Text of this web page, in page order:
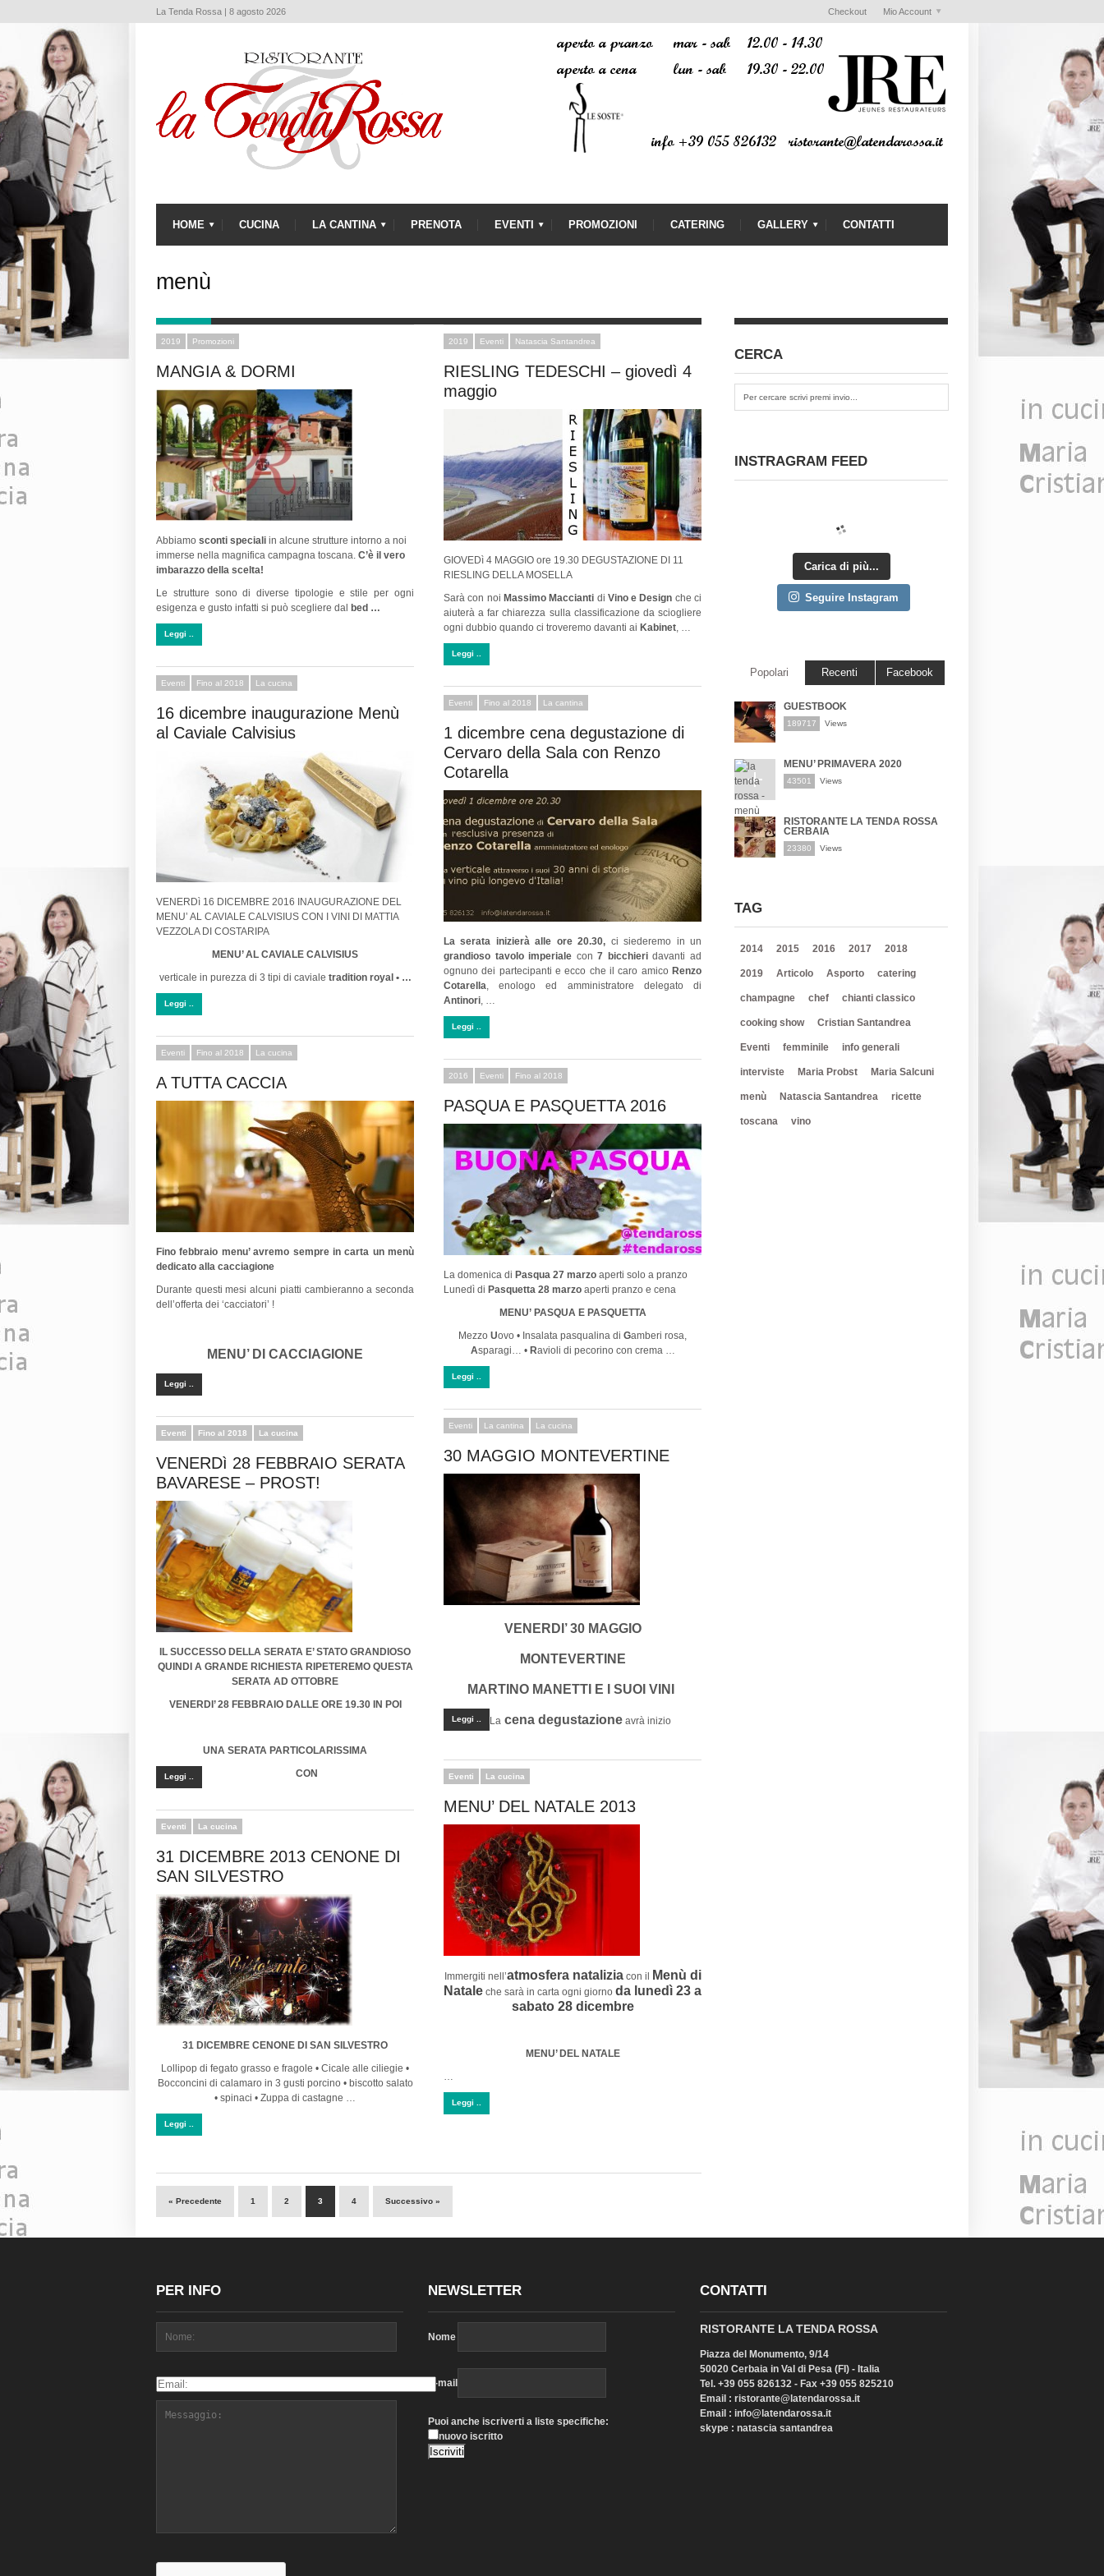
La Tenda Rossa | 8 agosto 2026 Checkout Mio Account
HOME CUCINA LA CANTINA PRENOTA EVENTI PROMOZIONI CATERING GALLERY CONTATTI
menù
2019 Promozioni
MANGIA & DORMI
Abbiamo sconti speciali in alcune strutture intorno a noi
immerse nella magnifica campagna toscana. C’è il vero
imbarazzo della scelta!
Le strutture sono di diverse tipologie e stile per ogni
esigenza e gusto infatti si può scegliere dal bed …
Leggi ..
2019 Eventi Natascia Santandrea
RIESLING TEDESCHI – giovedì 4
maggio
GIOVEDì 4 MAGGIO ore 19.30 DEGUSTAZIONE DI 11
RIESLING DELLA MOSELLA
Sarà con noi Massimo Maccianti di Vino e Design che ci
aiuterà a far chiarezza sulla classificazione da sciogliere
ogni dubbio quando ci troveremo davanti ai Kabinet, …
Leggi ..
Eventi Fino al 2018 La cucina
16 dicembre inaugurazione Menù
al Caviale Calvisius
VENERDì 16 DICEMBRE 2016 INAUGURAZIONE DEL
MENU’ AL CAVIALE CALVISIUS CON I VINI DI MATTIA
VEZZOLA DI COSTARIPA
MENU’ AL CAVIALE CALVISIUS
verticale in purezza di 3 tipi di caviale tradition royal • …
Leggi ..
Eventi Fino al 2018 La cantina
1 dicembre cena degustazione di
Cervaro della Sala con Renzo
Cotarella
La serata inizierà alle ore 20.30, ci siederemo in un
grandioso tavolo imperiale con7 bicchieridavanti ad
ognuno dei partecipanti e ecco che il caro amico Renzo
Cotarella, enologo ed amministratore delegato di
Antinori, …
Leggi ..
Eventi Fino al 2018 La cucina
A TUTTA CACCIA
Fino febbraio menu’ avremo sempre in carta un menù
dedicato alla cacciagione
Durante questi mesi alcuni piatti cambieranno a seconda
dell’offerta dei ‘cacciatori’ !
MENU’ DI CACCIAGIONE
Leggi ..
2016 Eventi Fino al 2018
PASQUA E PASQUETTA 2016
La domenica di Pasqua 27 marzo aperti solo a pranzo
Lunedì di Pasquetta 28 marzo aperti pranzo e cena
MENU’ PASQUA E PASQUETTA
Mezzo Uovo • Insalata pasqualina di Gamberi rosa,
Asparagi… • Ravioli di pecorino con crema …
Leggi ..
Eventi La cantina La cucina
30 MAGGIO MONTEVERTINE
VENERDI’ 30 MAGGIO
MONTEVERTINE
MARTINO MANETTI E I SUOI VINI
La cena degustazione avrà inizio
Leggi ..
Eventi Fino al 2018 La cucina
VENERDì 28 FEBBRAIO SERATA
BAVARESE – PROST!
IL SUCCESSO DELLA SERATA E’ STATO GRANDIOSO
QUINDI A GRANDE RICHIESTA RIPETEREMO QUESTA
SERATA AD OTTOBRE
VENERDI’ 28 FEBBRAIO DALLE ORE 19.30 IN POI
UNA SERATA PARTICOLARISSIMA
CON
Leggi .. Eventi La cucina
MENU’ DEL NATALE 2013
Immergiti nell’atmosfera nataliziacon il
Menù di
Natale che sarà in carta ogni giorno da lunedì 23 a
sabato 28 dicembre
MENU’ DEL NATALE
…
Leggi ..
Eventi La cucina
31 DICEMBRE 2013 CENONE DI
SAN SILVESTRO
31 DICEMBRE CENONE DI SAN SILVESTRO
Lollipop di fegato grasso e fragole • Cicale alle ciliegie •
Bocconcini di calamaro in 3 gusti porcino • biscotto salato
• spinaci • Zuppa di castagne …
Leggi ..
« Precedente 1 2 3 4 Successivo »
CERCA
INSTRAGRAM FEED
Carica di più...
Seguire Instagram
Popolari Recenti Facebook
GUESTBOOK
189717 Views
MENU’ PRIMAVERA 2020
43501 Views
RISTORANTE LA TENDA ROSSA
CERBAIA
23380 Views
TAG
2014 2015 2016 2017 2018
2019 Articolo Asporto catering
champagne chef chianti classico
cooking show Cristian Santandrea
Eventi femminile info generali
interviste Maria Probst Maria Salcuni
menù Natascia Santandrea ricette
toscana vino
PER INFO NEWSLETTER
Nome
E-mail
Puoi anche iscriverti a liste specifiche:
nuovo iscritto
CONTATTI
RISTORANTE LA TENDA ROSSA
Piazza del Monumento, 9/14
50020 Cerbaia in Val di Pesa (FI) - Italia
Tel. +39 055 826132 - Fax +39 055 825210
Email : ristorante@latendarossa.it
Email : info@latendarossa.it
skype : natascia santandrea